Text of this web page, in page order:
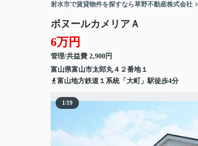
射水市で賃貸物件を探すなら草野不動産株式会社
ボヌールカメリアＡ
6万円
管理/共益費 2,900円
富山県富山市太郎丸４２番地１
富山地方鉄道１系統「大町」駅徒歩4分
1/19